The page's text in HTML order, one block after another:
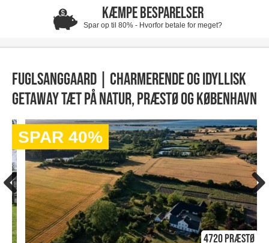
KÆMPE BESPARELSER
Spar op til 80% - Hvorfor betale for meget?
Fuglsanggaard | Charmerende og idyllisk
getaway tæt på natur, Præstø og København
SPAR 40%
4720 Præstø